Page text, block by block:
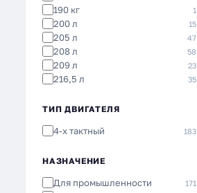
Zic 1
190 кг 1
200 л 15
205 л 47
208 л 58
209 л 23
216,5 л 35
ТИП ДВИГАТЕЛЯ
4-х тактный 183
НАЗНАЧЕНИЕ
Для промышленности 171